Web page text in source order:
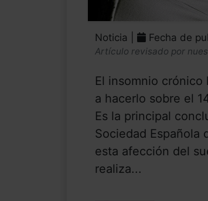
Noticia | Fecha de
Artículo revisado por
El insomnio crónico
a hacerlo sobre el
Es la principal
Sociedad Española
esta afección del
realiza...